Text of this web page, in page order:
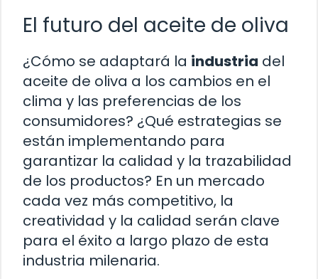
El futuro del aceite de oliva
¿Cómo se adaptará la industria del
aceite de oliva a los cambios en el
clima y las preferencias de los
consumidores? ¿Qué estrategias se
están implementando para
garantizar la calidad y la trazabilidad
de los productos? En un mercado
cada vez más competitivo, la
creatividad y la calidad serán clave
para el éxito a largo plazo de esta
industria milenaria.